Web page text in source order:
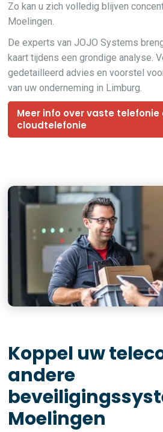
Zo kan u zich volledig blijven
Moelingen.
De experts van JOJO Systems
kaart tijdens een grondige analyse.
gedetailleerd advies en voorstel
van uw onderneming in Limburg.
Meer info over vaste telefonie
cloudtelefonie
Koppel uw
andere
Moelingen